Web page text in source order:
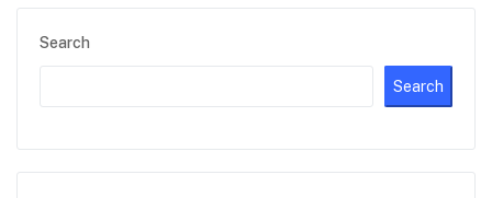
Search
Search